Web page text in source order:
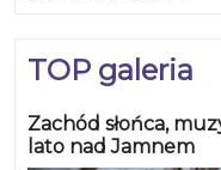
TOP galeria
Zachód słońca,
lato nad Jamnem